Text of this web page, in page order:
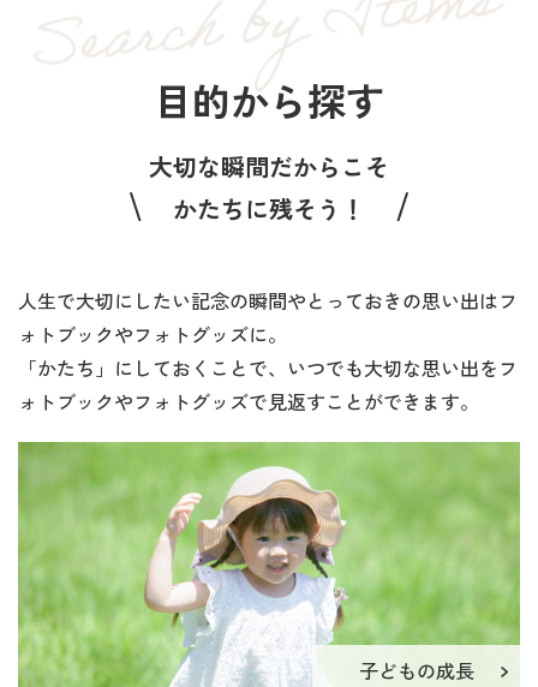
目的から探す
大切な瞬間だからこそ
かたちに残そう！
人生で大切にしたい記念の瞬間やとっておきの思い出はフ
ォトブックやフォトグッズに。
「かたち」にしておくことで、いつでも大切な思い出をフ
ォトブックやフォトグッズで見返すことができます。
子どもの成長